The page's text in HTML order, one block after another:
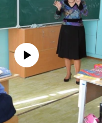
currently available